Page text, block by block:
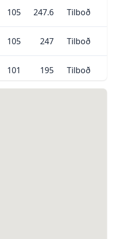
Borgartún 31
105 247.6 Tilboð
Borgartún 31
105 247 Tilboð
Geirsgata 4
101 195 Tilboð